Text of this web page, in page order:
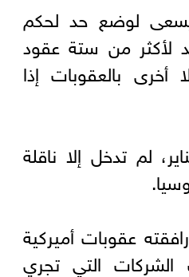
لوضع حد لحكم
لأكثر من ستة عقود
بالعقوبات إذا
لم تدخل إلا ناقلة
عقوبات أميركية
التي تجري